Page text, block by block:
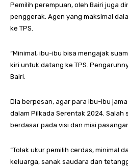
Pemilih perempuan, oleh Bairi juga
penggerak. Agen yang maksimal
ke TPS.
“Minimal, ibu-ibu bisa mengajak
kiri untuk datang ke TPS.
Bairi.
Dia berpesan, agar para ibu-ibu
dalam Pilkada Serentak 2024. Salah
berdasar pada visi dan misi
“Tolak ukur pemilih cerdas, minimal
keluarga, sanak saudara dan